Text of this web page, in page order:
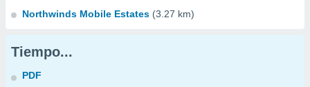
Northwinds Mobile Estates (3.27 km)
Tiempo...
PDF